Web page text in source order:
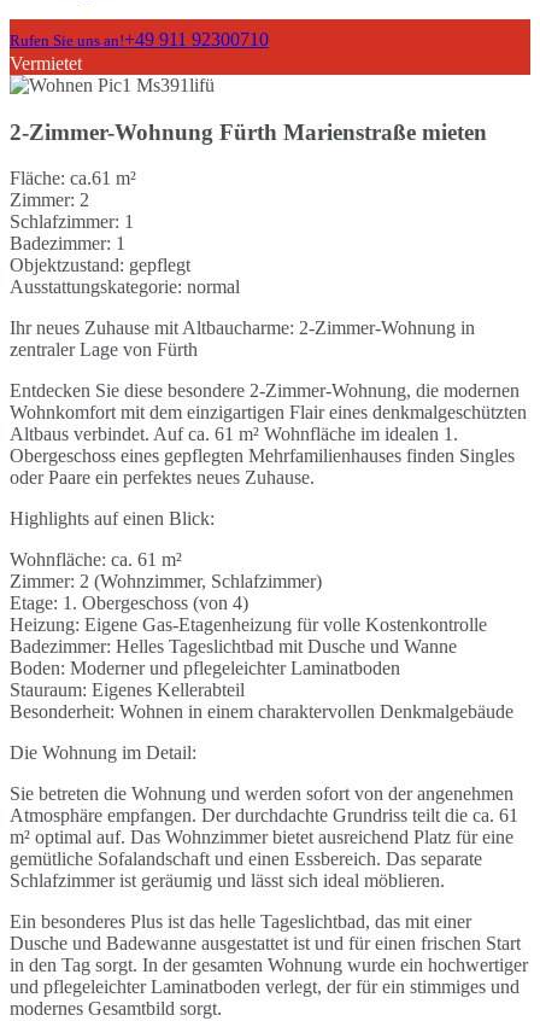
Rufen Sie uns an!+49 911 92300710
Vermietet
2-Zimmer-Wohnung Fürth Marienstraße mieten
Fläche: ca.61 m²
Zimmer: 2
Schlafzimmer: 1
Badezimmer: 1
Objektzustand: gepflegt
Ausstattungskategorie: normal
Ihr neues Zuhause mit Altbaucharme: 2-Zimmer-Wohnung in
zentraler Lage von Fürth
Entdecken Sie diese besondere 2-Zimmer-Wohnung, die modernen
Wohnkomfort mit dem einzigartigen Flair eines denkmalgeschützten
Altbaus verbindet. Auf ca. 61 m² Wohnfläche im idealen 1.
Obergeschoss eines gepflegten Mehrfamilienhauses finden Singles
oder Paare ein perfektes neues Zuhause.
Highlights auf einen Blick:
Wohnfläche: ca. 61 m²
Zimmer: 2 (Wohnzimmer, Schlafzimmer)
Etage: 1. Obergeschoss (von 4)
Heizung: Eigene Gas-Etagenheizung für volle Kostenkontrolle
Badezimmer: Helles Tageslichtbad mit Dusche und Wanne
Boden: Moderner und pflegeleichter Laminatboden
Stauraum: Eigenes Kellerabteil
Besonderheit: Wohnen in einem charaktervollen Denkmalgebäude
Die Wohnung im Detail:
Sie betreten die Wohnung und werden sofort von der angenehmen
Atmosphäre empfangen. Der durchdachte Grundriss teilt die ca. 61
m² optimal auf. Das Wohnzimmer bietet ausreichend Platz für eine
gemütliche Sofalandschaft und einen Essbereich. Das separate
Schlafzimmer ist geräumig und lässt sich ideal möblieren.
Ein besonderes Plus ist das helle Tageslichtbad, das mit einer
Dusche und Badewanne ausgestattet ist und für einen frischen Start
in den Tag sorgt. In der gesamten Wohnung wurde ein hochwertiger
und pflegeleichter Laminatboden verlegt, der für ein stimmiges und
modernes Gesamtbild sorgt.